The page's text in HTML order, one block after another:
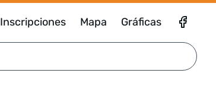
Inscripciones Mapa Gráficas